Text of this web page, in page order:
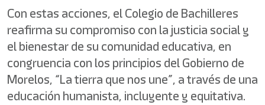
Con estas acciones, el Colegio de Bachilleres
reafirma su compromiso con la justicia social y
el bienestar de su comunidad educativa, en
congruencia con los principios del Gobierno de
Morelos, “La tierra que nos une”, a través de una
educación humanista, incluyente y equitativa.